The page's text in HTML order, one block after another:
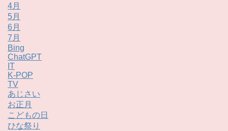
4月
5月
6月
7月
Bing
ChatGPT
IT
K-POP
TV
あじさい
お正月
こどもの日
ひな祭り